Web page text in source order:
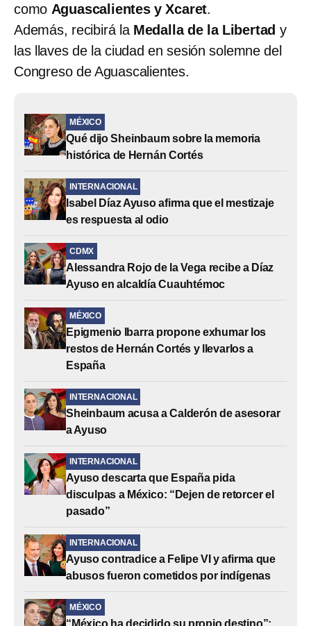
como Aguascalientes y Xcaret.
Además, recibirá la Medalla de la Libertad y
las llaves de la ciudad en sesión solemne del
Congreso de Aguascalientes.
MÉXICO
Qué dijo Sheinbaum sobre la memoria
histórica de Hernán Cortés
INTERNACIONAL
Isabel Díaz Ayuso afirma que el mestizaje
es respuesta al odio
CDMX
Alessandra Rojo de la Vega recibe a Díaz
Ayuso en alcaldía Cuauhtémoc
MÉXICO
Epigmenio Ibarra propone exhumar los
restos de Hernán Cortés y llevarlos a
España
INTERNACIONAL
Sheinbaum acusa a Calderón de asesorar
a Ayuso
INTERNACIONAL
Ayuso descarta que España pida
disculpas a México: “Dejen de retorcer el
pasado”
INTERNACIONAL
Ayuso contradice a Felipe VI y afirma que
abusos fueron cometidos por indígenas
MÉXICO
“México ha decidido su propio destino”: